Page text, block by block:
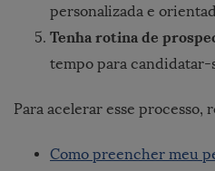
personalizada e
Tenha rotina de
tempo para candidatar-
Para acelerar esse processo,
Como preencher meu